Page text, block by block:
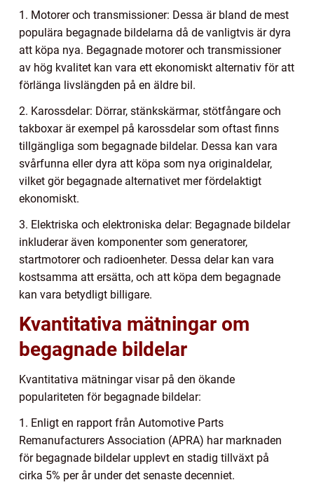
1. Motorer och transmissioner: Dessa är bland de mest
populära begagnade bildelarna då de vanligtvis är dyra
att köpa nya. Begagnade motorer och transmissioner
av hög kvalitet kan vara ett ekonomiskt alternativ för att
förlänga livslängden på en äldre bil.
2. Karossdelar: Dörrar, stänkskärmar, stötfångare och
takboxar är exempel på karossdelar som oftast finns
tillgängliga som begagnade bildelar. Dessa kan vara
svårfunna eller dyra att köpa som nya originaldelar,
vilket gör begagnade alternativet mer fördelaktigt
ekonomiskt.
3. Elektriska och elektroniska delar: Begagnade bildelar
inkluderar även komponenter som generatorer,
startmotorer och radioenheter. Dessa delar kan vara
kostsamma att ersätta, och att köpa dem begagnade
kan vara betydligt billigare.
Kvantitativa mätningar om
begagnade bildelar
Kvantitativa mätningar visar på den ökande
populariteten för begagnade bildelar:
1. Enligt en rapport från Automotive Parts
Remanufacturers Association (APRA) har marknaden
för begagnade bildelar upplevt en stadig tillväxt på
cirka 5% per år under det senaste decenniet.